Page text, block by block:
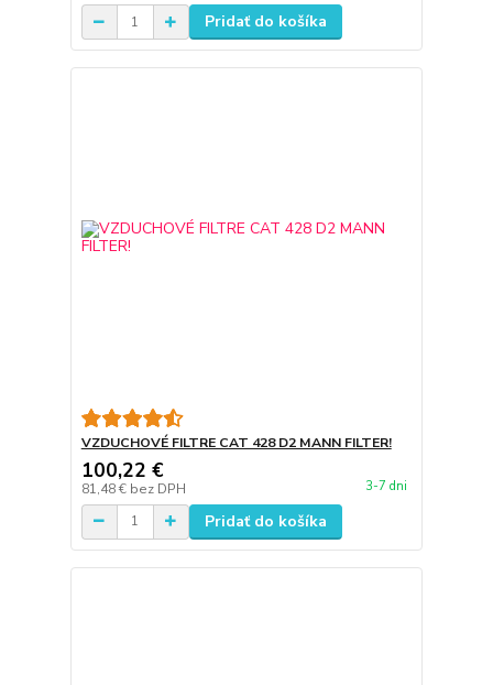
Pridať do košíka
VZDUCHOVÉ FILTRE CAT 428 D2 MANN FILTER!
100,22 €
81,48 € bez DPH 3-7 dni
Pridať do košíka